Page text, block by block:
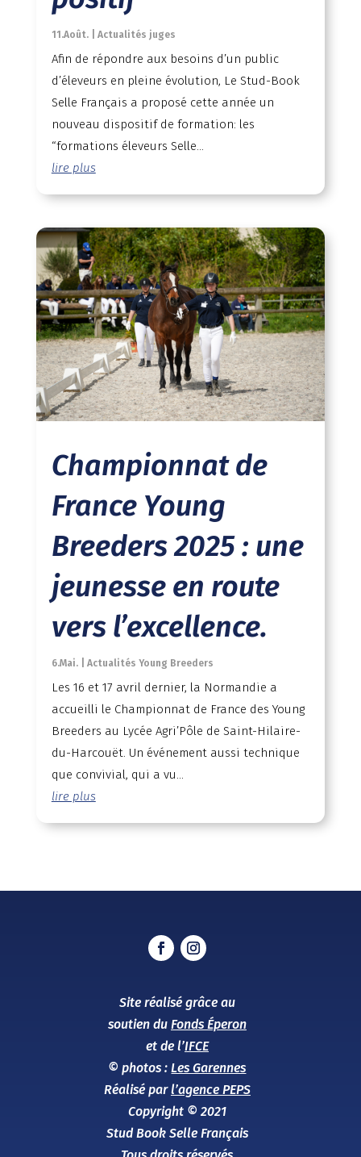
11.Août. Actualités juges
Afin de répondre aux besoins d’un public
d’éleveurs en pleine évolution, Le Stud-Book
Selle Français a proposé cette année un
nouveau dispositif de formation: les
“formations éleveurs Selle...
lire plus
Championnat de
France Young
Breeders 2025 : une
jeunesse en route
vers l’excellence.
6.Mai. Actualités Young Breeders
Les 16 et 17 avril dernier, la Normandie a
accueilli le Championnat de France des Young
Breeders au Lycée Agri’Pôle de Saint-Hilaire-
du-Harcouët. Un événement aussi technique
que convivial, qui a vu...
lire plus
Site réalisé grâce au
soutien du Fonds Éperon
et de l’IFCE
© photos :Les Garennes
Réalisé parl’agence PEPS
Copyright © 2021
Stud Book Selle Français